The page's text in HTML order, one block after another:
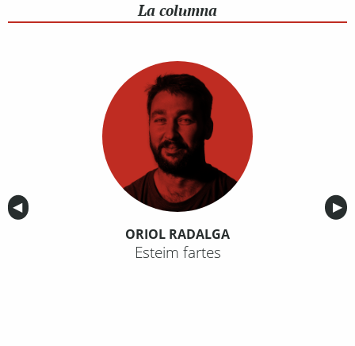
La columna
Anterior
◀︎ ▶︎
ORIOL RADALGA
Esteim fartes